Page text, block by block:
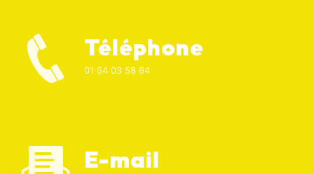
Téléphone
01 64 03 58 64
E-mail